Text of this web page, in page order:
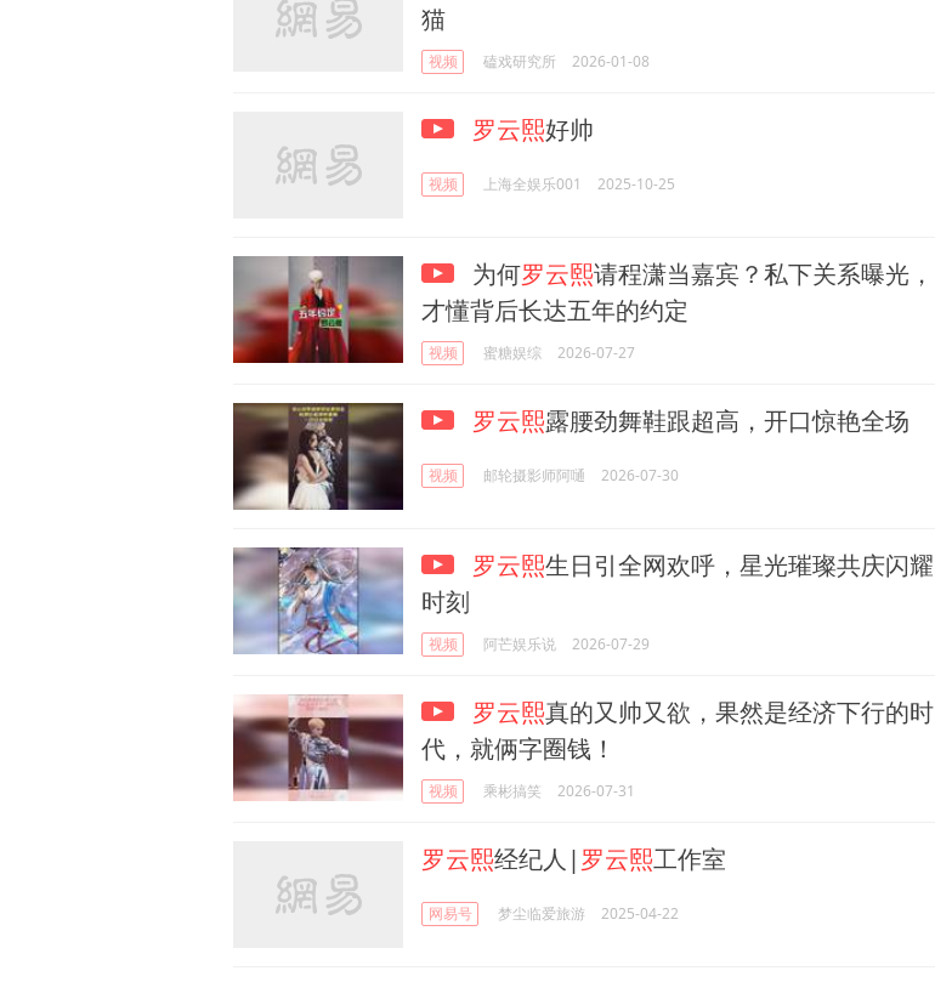
猫
视频 磕戏研究所 2026-01-08
罗云熙好帅
视频 上海全娱乐001 2025-10-25
为何罗云熙请程潇当嘉宾？私下关系曝光，
才懂背后长达五年的约定
视频 蜜糖娱综 2026-07-27
罗云熙露腰劲舞鞋跟超高，开口惊艳全场
视频 邮轮摄影师阿嗵 2026-07-30
罗云熙生日引全网欢呼，星光璀璨共庆闪耀
时刻
视频 阿芒娱乐说 2026-07-29
罗云熙真的又帅又欲，果然是经济下行的时
代，就俩字圈钱！
视频 乘彬搞笑 2026-07-31
罗云熙经纪人|罗云熙工作室
网易号 梦尘临爱旅游 2025-04-22